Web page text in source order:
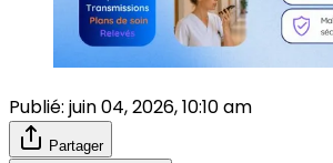
Publié: juin 04, 2026, 10:10 am
Partager